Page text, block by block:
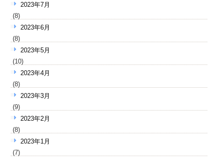
2023年7月
(8)
2023年6月
(8)
2023年5月
(10)
2023年4月
(8)
2023年3月
(9)
2023年2月
(8)
2023年1月
(7)